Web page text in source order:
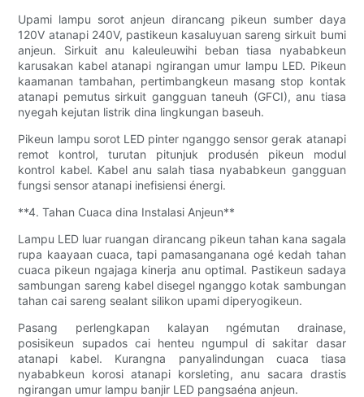
Upami lampu sorot anjeun dirancang pikeun sumber daya
120V atanapi 240V, pastikeun kasaluyuan sareng sirkuit bumi
anjeun. Sirkuit anu kaleuleuwihi beban tiasa nyababkeun
karusakan kabel atanapi ngirangan umur lampu LED. Pikeun
kaamanan tambahan, pertimbangkeun masang stop kontak
atanapi pemutus sirkuit gangguan taneuh (GFCI), anu tiasa
nyegah kejutan listrik dina lingkungan baseuh.
Pikeun lampu sorot LED pinter nganggo sensor gerak atanapi
remot kontrol, turutan pitunjuk produsén pikeun modul
kontrol kabel. Kabel anu salah tiasa nyababkeun gangguan
fungsi sensor atanapi inefisiensi énergi.
**4. Tahan Cuaca dina Instalasi Anjeun**
Lampu LED luar ruangan dirancang pikeun tahan kana sagala
rupa kaayaan cuaca, tapi pamasanganana ogé kedah tahan
cuaca pikeun ngajaga kinerja anu optimal. Pastikeun sadaya
sambungan sareng kabel disegel nganggo kotak sambungan
tahan cai sareng sealant silikon upami diperyogikeun.
Pasang perlengkapan kalayan ngémutan drainase,
posisikeun supados cai henteu ngumpul di sakitar dasar
atanapi kabel. Kurangna panyalindungan cuaca tiasa
nyababkeun korosi atanapi korsleting, anu sacara drastis
ngirangan umur lampu banjir LED pangsaéna anjeun.